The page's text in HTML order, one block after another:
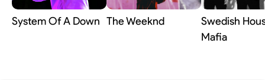
System Of A Down The Weeknd
Swedish
Mafia